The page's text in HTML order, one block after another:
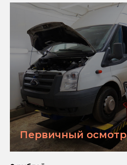
Первичный осмотр